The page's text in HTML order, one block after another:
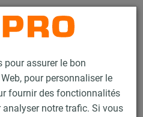
pour assurer le bon
pour personnaliser le
fournir des fonctionnalités
notre trafic. Si vous
Contact